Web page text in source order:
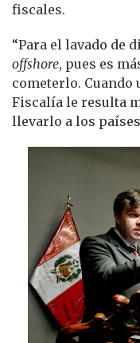
fiscales.
“Para el lavado de
offshore, pues es
cometerlo. Cuando
Fiscalía le resulta
llevarlo a los